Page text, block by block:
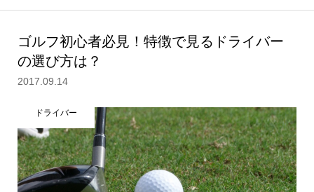
ゴルフ初心者必見！特徴で見るドライバー
の選び方は？
2017.09.14
ドライバー